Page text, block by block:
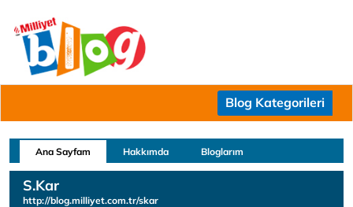
Blog Kategorileri
Ana Sayfam Hakkımda Bloglarım
S.Kar
http://blog.milliyet.com.tr/skar